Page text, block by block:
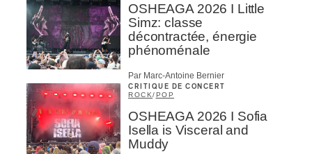
OSHEAGA 2026 I Little
Simz: classe
décontractée, énergie
phénoménale
Par Marc-Antoine Bernier
CRITIQUE DE CONCERT
ROCK/ POP
OSHEAGA 2026 I Sofia
Isella is Visceral and
Muddy